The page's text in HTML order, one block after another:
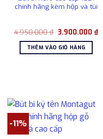
chính hãng kèm hộp và túi
4.950.000₫ Giá
là:
4.950.000 ₫.
3.900.000 ₫Giá
THÊM VÀO GIỎ HÀNG
-11%